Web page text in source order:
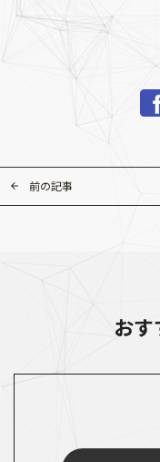
前の記事
おす